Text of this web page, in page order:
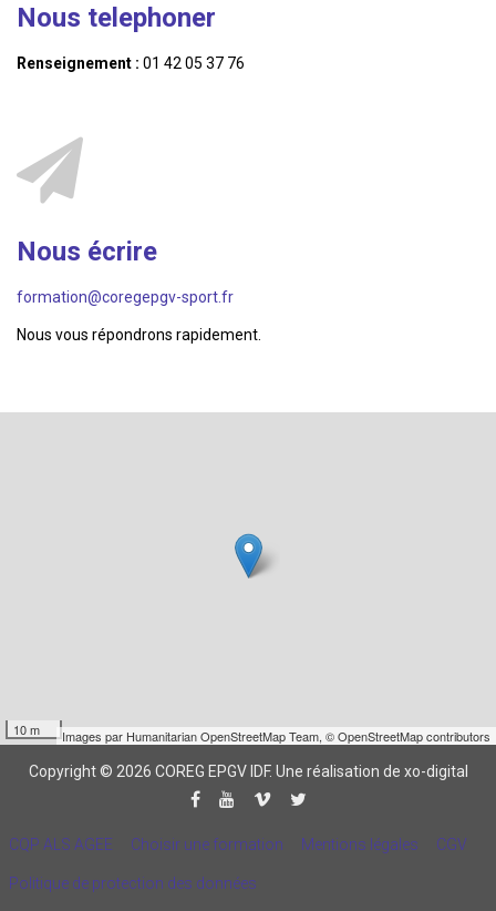
Nous telephoner
Renseignement : 01 42 05 37 76
Nous écrire
formation@coregepgv-sport.fr
Nous vous répondrons rapidement.
10 m Images par Humanitarian OpenStreetMap Team, © OpenStreetMap contributors
Copyright © 2026 COREG EPGV IDF. Une réalisation de xo-digital
CQP ALS AGEE Choisir une formation Mentions légales CGV
Politique de protection des données